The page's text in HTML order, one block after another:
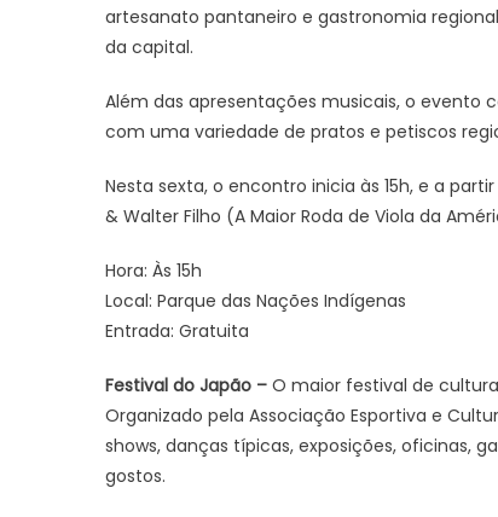
artesanato pantaneiro e gastronomia
da capital.
Além das apresentações musicais, o
com uma variedade de pratos e petiscos
Nesta sexta, o encontro inicia às 15h, e a
& Walter Filho (A Maior Roda de Viola da
Hora: Às 15h
Local: Parque das Nações Indígenas
Entrada: Gratuita
Festival do Japão – O maior festival de
Organizado pela Associação Esportiva e
shows, danças típicas, exposições, oficinas,
gostos.